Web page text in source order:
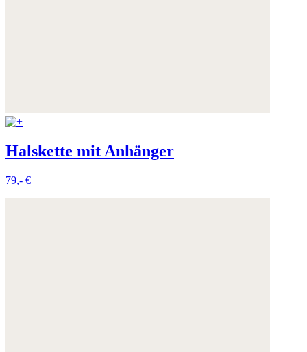
Halskette mit Anhänger
79,- €